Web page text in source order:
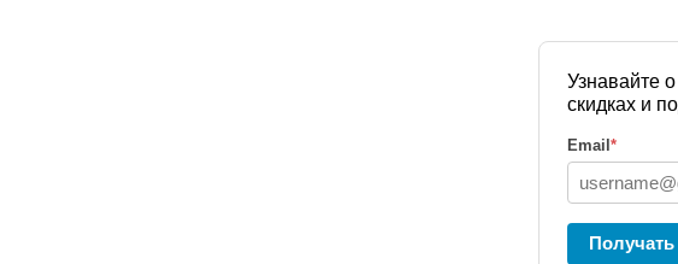
Узнавайте
скидках и
Email *